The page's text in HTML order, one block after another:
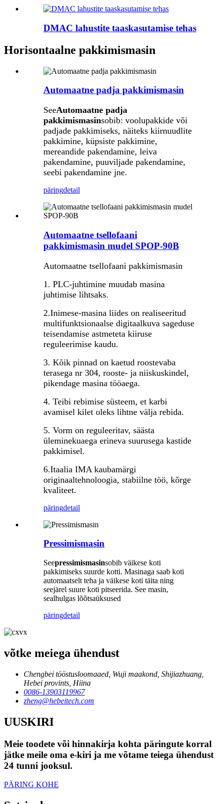
DMAC lahustite taaskasutamise tehas
Horisontaalne pakkimismasin
Automaatne padja pakkimismasin
SeeAutomaatne padja
pakkimismasinsobib: voolupakkide või
padjade pakkimiseks, näiteks kiirnuudlite
pakkimine, küpsiste pakkimine,
mereandide pakendamine, leiva
pakendamine, puuviljade pakendamine,
seebi pakendamine jne.
päringdetail
Automaatne tsellofaani
pakkimismasin mudel SPOP-90B
Automaatne tsellofaani pakkimismasin
1. PLC-juhtimine muudab masina
juhtimise lihtsaks.
2.Inimese-masina liides on realiseeritud
multifunktsionaalse digitaalkuva sageduse
teisendamise astmeteta kiiruse
reguleerimise kaudu.
3. Kõik pinnad on kaetud roostevaba
terasega nr 304, rooste- ja niiskuskindel,
pikendage masina tööaega.
4. Teibi rebimise süsteem, et karbi
avamisel kilet oleks lihtne välja rebida.
5. Vorm on reguleeritav, säästa
üleminekuaega erineva suurusega kastide
pakkimisel.
6.Itaalia IMA kaubamärgi
originaaltehnoloogia, stabiilne töö, kõrge
kvaliteet.
päringdetail
Pressimismasin
Seepressimismasinsobib väikese koti
pakkimiseks suurde kotti. Masinaga saab koti
automaatselt teha ja väikese koti täita ning
seejärel suure koti pitseerida. See masin,
sealhulgas lõõtsaüksused
päringdetail
võtke meiega ühendust
Chengbei tööstusloomaaed, Wuji maakond, Shijiazhuang,
Hebei provints, Hiina
0086-13903119967
zheng@hebeitech.com
UUSKIRI
Meie toodete või hinnakirja kohta päringute korral
jätke meile oma e-kiri ja me võtame teiega ühendust
24 tunni jooksul.
PÄRING KOHE